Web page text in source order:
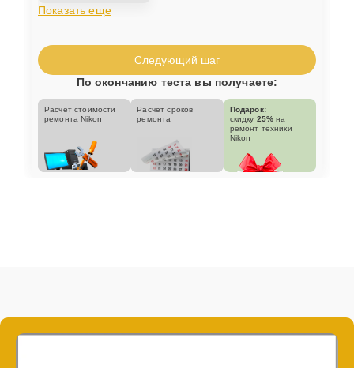
Показать еще
Следующий шаг
По окончанию теста вы получаете:
Расчет стоимости
ремонта Nikon
Расчет сроков
ремонта
Подарок:
скидку 25% на
ремонт техники
Nikon